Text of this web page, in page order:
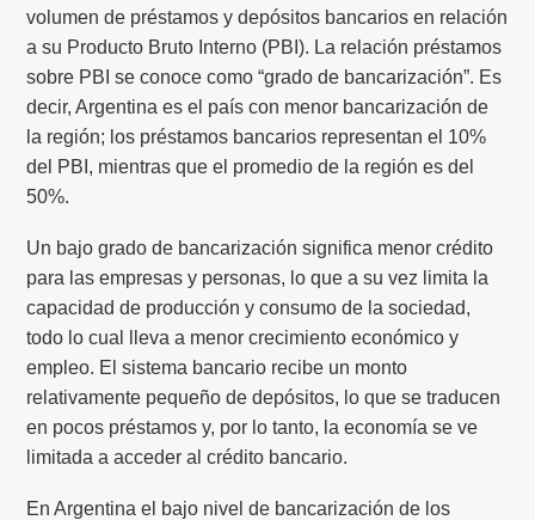
volumen de préstamos y depósitos bancarios en relación
a su Producto Bruto Interno (PBI). La relación préstamos
sobre PBI se conoce como “grado de bancarización”. Es
decir, Argentina es el país con menor bancarización de
la región; los préstamos bancarios representan el 10%
del PBI, mientras que el promedio de la región es del
50%.
Un bajo grado de bancarización significa menor crédito
para las empresas y personas, lo que a su vez limita la
capacidad de producción y consumo de la sociedad,
todo lo cual lleva a menor crecimiento económico y
empleo. El sistema bancario recibe un monto
relativamente pequeño de depósitos, lo que se traducen
en pocos préstamos y, por lo tanto, la economía se ve
limitada a acceder al crédito bancario.
En Argentina el bajo nivel de bancarización de los